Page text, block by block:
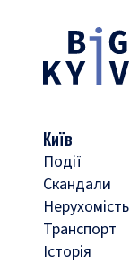
Київ
Події
Скандали
Нерухомість
Транспорт
Історія